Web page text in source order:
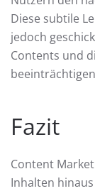
Diese subtile
jedoch
Contents und
Fazit
Content
Inhalten